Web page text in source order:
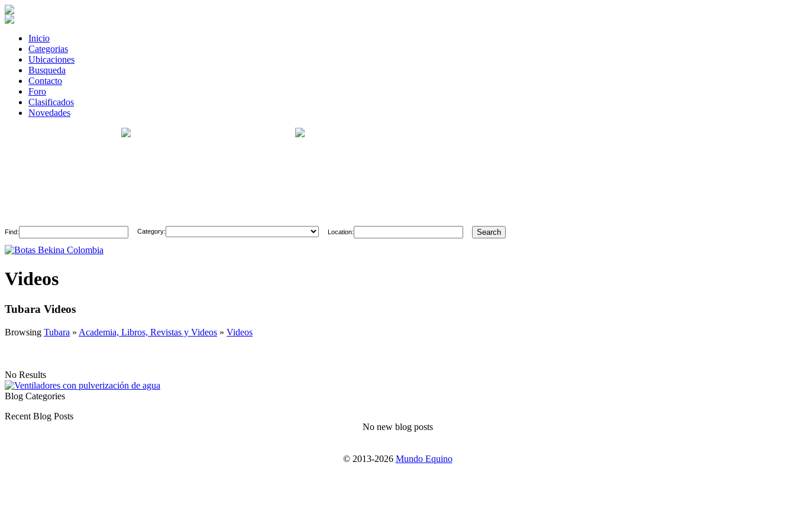
Inicio
Categorias
Ubicaciones
Busqueda
Contacto
Foro
Clasificados
Novedades
Find: Category: Location:
Videos
Tubara Videos
Browsing Tubara » Academia, Libros, Revistas y Videos » Videos
No Results
Blog Categories
Recent Blog Posts
No new blog posts
© 2013-2026 Mundo Equino